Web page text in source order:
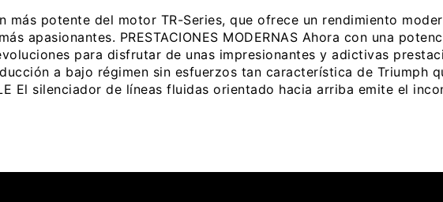
más potente del motor TR-Series, que ofrece un rendimiento
apasionantes. PRESTACIONES MODERNAS Ahora con una
para disfrutar de unas impresionantes y adictivas
a bajo régimen sin esfuerzos tan característica de Triumph
El silenciador de líneas fluidas orientado hacia arriba emite el